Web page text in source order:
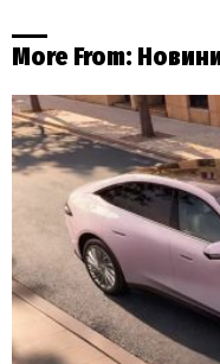
More From: